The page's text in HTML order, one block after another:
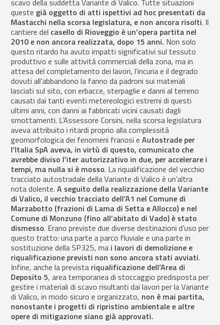
scavo della suddetta Variante di Valico. Tutte situazioni
queste già oggetto di atti ispettivi ad hoc presentati da
Mastacchi nella scorsa legislatura, e non ancora risolti. Il
cantiere del casello di Rioveggio è un’opera partita nel
2010 e non ancora realizzata, dopo 15 anni. Non solo
questo ritardo ha avuto impatti significativi sul tessuto
produttivo e sulle attività commerciali della zona, ma in
attesa del completamento dei lavori, l’incuria e il degrado
dovuti all’abbandono la fanno da padroni sui materiali
lasciati sul sito, con erbacce, sterpaglie e danni al terreno
causati dai tanti eventi metereologici estremi di questi
ultimi anni, con danni ai fabbricati vicini causati dagli
smottamenti. L’Assessore Corsini, nella scorsa legislatura
aveva attribuito i ritardi proprio alla complessità
geomorfologica dei fenomeni franosi eAutostrade per
l’Italia SpA aveva, in virtù di questo, comunicato che
avrebbe diviso l’iter autorizzativo in due, per accelerare i
tempi, ma nulla si è mosso. La riqualificazione del vecchio
tracciato autostradale della Variante di Valico è un’altra
nota dolente.A seguito della realizzazione della Variante
di Valico, il vecchio tracciato dell’A1 nel Comune di
Marzabotto (frazioni di Lama di Setta e Allocco) e nel
Comune di Monzuno (fino all’abitato di Vado) è stato
dismesso. Erano previste due diverse destinazioni d’uso per
questo tratto: una parte a parco fluviale e una parte in
sostituzione della SP325, ma i lavori di demolizione e
riqualificazione previsti non sono ancora stati avviati.
Infine, anche la prevista riqualificazione dell’Area di
Deposito 5, area temporanea di stoccaggio predisposta per
gestire i materiali di scavo risultanti dai lavori per la Variante
di Valico, in modo sicuro e organizzato, non è mai partita,
nonostante i progetti di ripristino ambientale e altre
opere di mitigazione siano già approvati.